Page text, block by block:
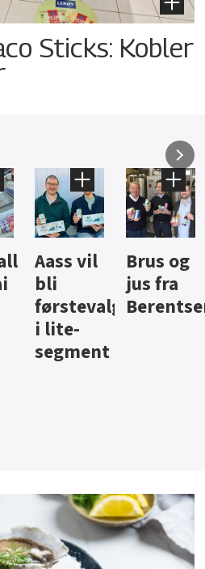
Sticks: Kobler
Brus og
jus fra
Berentsen
Hard
iste fra
Hansa